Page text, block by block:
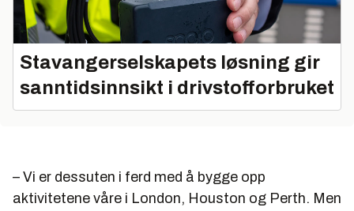
Stavangerselskapets løsning gir
sanntidsinnsikt i drivstofforbruket
– Vi er dessuten i ferd med å bygge opp
aktivitetene våre i London, Houston og Perth. Men